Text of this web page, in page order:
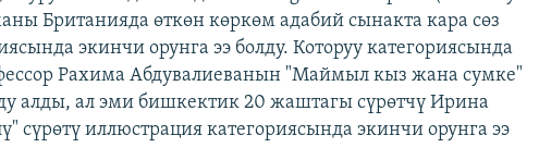
Британияда өткөн көркөм адабий сынакта кара сөз
экинчи орунга ээ болду. Которуу категориясында
Рахима Абдувалиеванын "Маймыл кыз жана сумке"
алды, ал эми бишкектик 20 жаштагы сүрөтчү Ирина
сүрөтү иллюстрация категориясында экинчи орунга ээ